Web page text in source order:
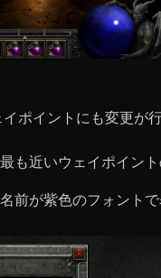
ポイントにも変更が
も近いウェイポイン
前が紫色のフォント